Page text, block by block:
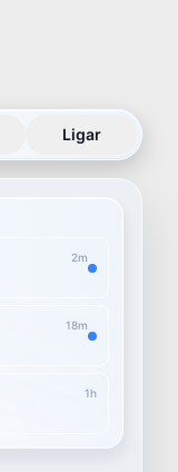
Ligar
2m
18m
1h